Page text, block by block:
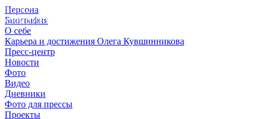
Персона
Биография
О себе
Карьера и достижения Олега Кувшинникова
Пресс-центр
Новости
Фото
Видео
Дневники
Фото для прессы
Проекты
© 2012 - 2023,
КУВШИННИКОВ О.А.